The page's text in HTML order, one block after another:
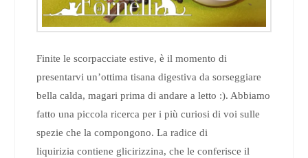
Finite le scorpacciate estive, è il momento di
presentarvi un’ottima tisana digestiva da sorseggiare
bella calda, magari prima di andare a letto :). Abbiamo
fatto una piccola ricerca per i più curiosi di voi sulle
spezie che la compongono. La radice di
liquirizia contiene glicirizzina, che le conferisce il